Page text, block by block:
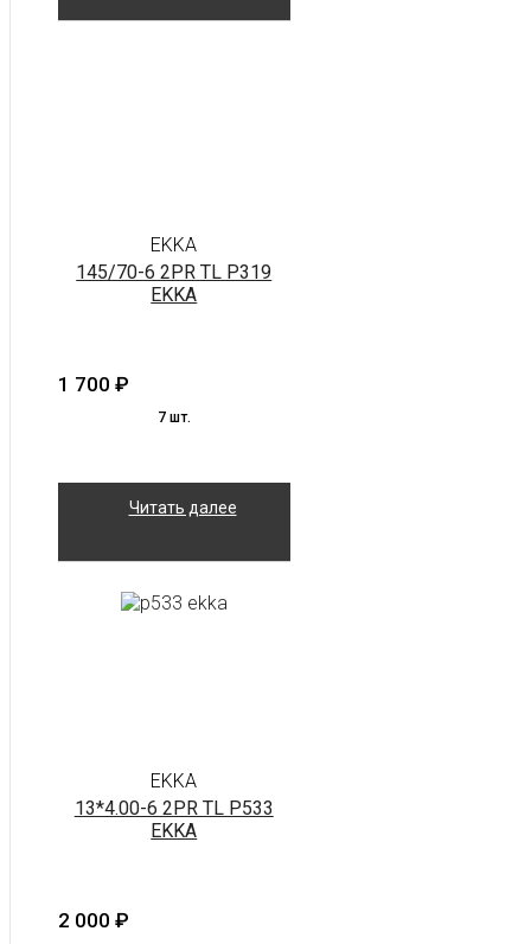
EKKA
145/70-6 2PR TL P319
EKKA
1 700 ₽
7 шт.
Читать далее
EKKA
13*4.00-6 2PR TL P533
EKKA
2 000 ₽